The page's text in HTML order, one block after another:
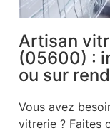
Artisan
(05600) :
ou sur
Vous avez
vitrerie ? Faites